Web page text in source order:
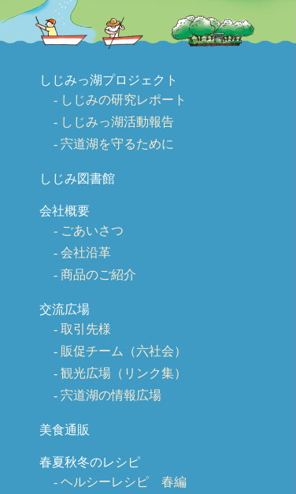
しじみっ湖プロジェクト
しじみの研究レポート
しじみっ湖活動報告
宍道湖を守るために
しじみ図書館
会社概要
ごあいさつ
会社沿革
商品のご紹介
交流広場
取引先様
販促チーム（六社会）
観光広場（リンク集）
宍道湖の情報広場
美食通販
春夏秋冬のレシピ
ヘルシーレシピ 春編